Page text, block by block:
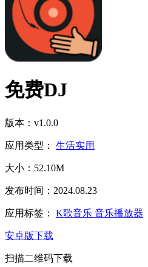
免费DJ
版本：v1.0.0
应用类型： 生活实用
大小：52.10M
发布时间：2024.08.23
应用标签： K歌音乐 音乐播放器
安卓版下载
扫描二维码下载